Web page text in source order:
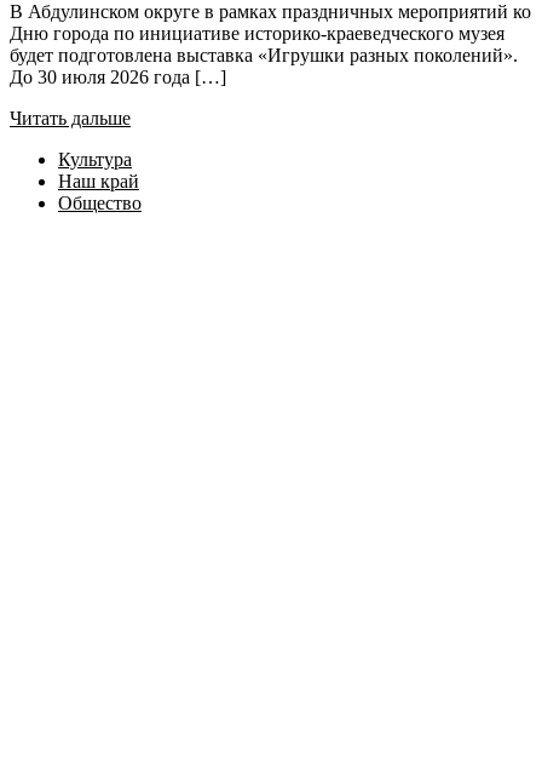
В Абдулинском округе в рамках праздничных мероприятий ко
Дню города по инициативе историко-краеведческого музея
будет подготовлена выставка «Игрушки разных поколений».
До 30 июля 2026 года […]
Читать дальше
Культура
Наш край
Общество